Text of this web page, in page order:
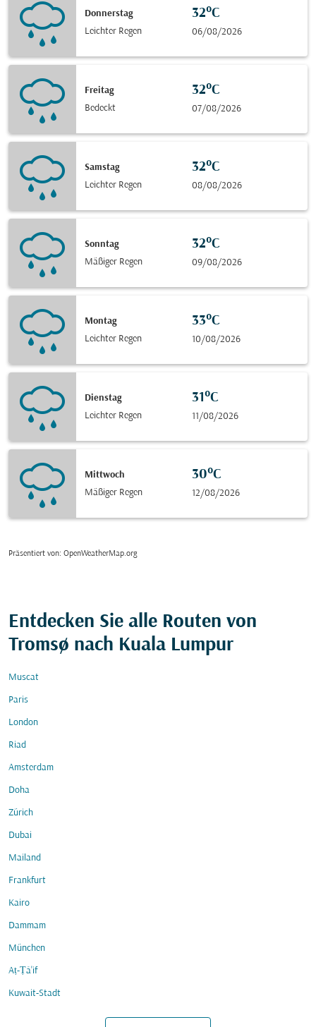
Donnerstag
Leichter Regen
32°C
06/08/2026
Freitag
Bedeckt
32°C
07/08/2026
Samstag
Leichter Regen
32°C
08/08/2026
Sonntag
Mäßiger Regen
32°C
09/08/2026
Montag
Leichter Regen
33°C
10/08/2026
Dienstag
Leichter Regen
31°C
11/08/2026
Mittwoch
Mäßiger Regen
30°C
12/08/2026
Präsentiert von: OpenWeatherMap.org
Entdecken Sie alle Routen von
Tromsø nach Kuala Lumpur
Muscat
Paris
London
Riad
Amsterdam
Doha
Zürich
Dubai
Mailand
Frankfurt
Kairo
Dammam
München
Aṭ-Ṭā'if
Kuwait-Stadt